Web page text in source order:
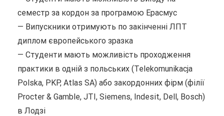
семестр за кордон за програмою Ерасмус
— Випускники отримують по закінченні ЛПТ
диплом європейського зразка
— Студенти мають можливість проходження
практики в одній з польських (Telekomunikacja
Polska, PKP, Atlas SA) або закордонних фірм (філії
Procter & Gamble, JTI, Siemens, Indesit, Dell, Bosch)
в Лодзі